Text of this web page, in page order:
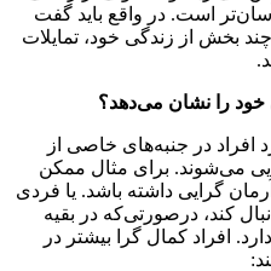
است. در واقع باید گفت
بخش از زندگی خود، تمایلات
خود را نشان می‌دهد؟
افراد در جنبه‌های خاصی از
می‌شوند. برای مثال ممکن
گرایی داشته باشد. یا فردی
کند، در‌صورتی‌که در بقیه
افراد کمال گرا بیشتر در